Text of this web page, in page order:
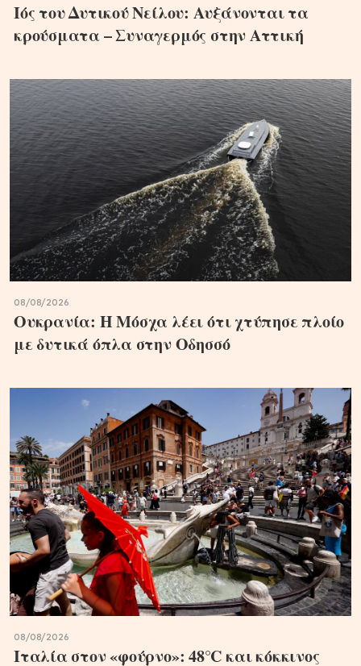
Ιός του Δυτικού Νείλου: Αυξάνονται τα
κρούσματα – Συναγερμός στην Αττική
08/08/2026
Ουκρανία: Η Μόσχα λέει ότι χτύπησε πλοίο
με δυτικά όπλα στην Οδησσό
08/08/2026
Ιταλία στον «φούρνο»: 48°C και κόκκινος